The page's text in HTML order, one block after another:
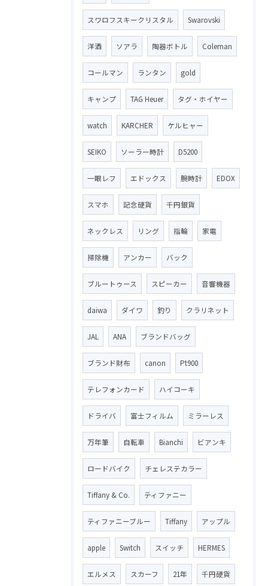
スワロフスキークリスタル Swarovski
洋酒 ソアラ 陶器ボトル Coleman
コールマン ランタン gold
キャンプ TAG Heuer タグ・ホイヤー
watch KARCHER ケルヒャー
SEIKO ソーラー時計 D5200
一眼レフ エドックス 腕時計 EDOX
スマホ 記念硬貨 千円銀貨
ネックレス リング 指輪 家電
掃除機 アンカー バック
ブルートゥース スピーカー 音響機器
daiwa ダイワ 釣り クラリネット
JAL ANA ブランドバッグ
ブランド財布 canon Pt900
テレフォンカード ハイコーキ
ドライバ 富士フィルム ミラーレス
万年筆 自転車 Bianchi ビアンキ
ロードバイク チェレステカラー
Tiffany & Co. ティファニー
ティファニーブルー Tiffany アップル
apple Switch スイッチ HERMES
エルメス スカーフ 21年 千円硬貨